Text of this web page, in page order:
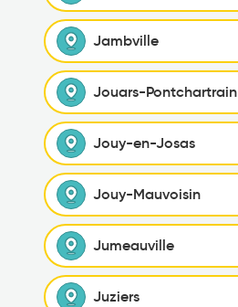
Jambville
Jouars-Pontchartrain
Jouy-en-Josas
Jouy-Mauvoisin
Jumeauville
Juziers